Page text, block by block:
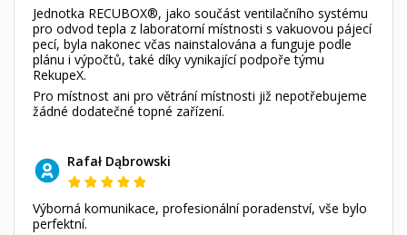
Jednotka RECUBOX®, jako součást ventilačního systému
pro odvod tepla z laboratorní místnosti s vakuovou pájecí
pecí, byla nakonec včas nainstalována a funguje podle
plánu i výpočtů, také díky vynikající podpoře týmu
RekupeX.
Pro místnost ani pro větrání místnosti již nepotřebujeme
žádné dodatečné topné zařízení.
Rafał Dąbrowski
Výborná komunikace, profesionální poradenství, vše bylo
perfektní.